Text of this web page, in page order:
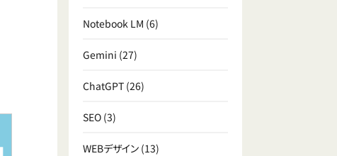
Notebook LM (6)
Gemini (27)
ChatGPT (26)
SEO (3)
WEBデザイン (13)